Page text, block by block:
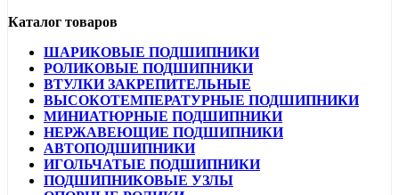
Каталог товаров
ШАРИКОВЫЕ ПОДШИПНИКИ
РОЛИКОВЫЕ ПОДШИПНИКИ
ВТУЛКИ ЗАКРЕПИТЕЛЬНЫЕ
ВЫСОКОТЕМПЕРАТУРНЫЕ ПОДШИПНИКИ
МИНИАТЮРНЫЕ ПОДШИПНИКИ
НЕРЖАВЕЮЩИЕ ПОДШИПНИКИ
АВТОПОДШИПНИКИ
ИГОЛЬЧАТЫЕ ПОДШИПНИКИ
ПОДШИПНИКОВЫЕ УЗЛЫ